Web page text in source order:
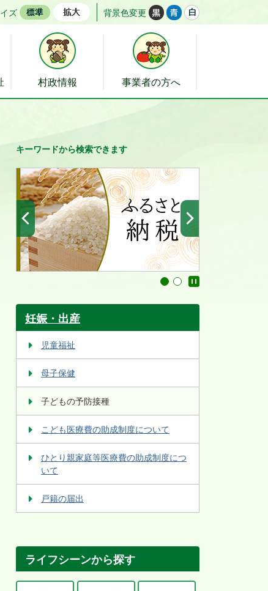
ズ 背景色変更
村政情報 事業者の方へ
キーワードから検索できます
前へ
1 2
妊娠・出産
児童福祉
母子保健
子どもの予防接種
こども医療費の助成制度について
ひとり親家庭等医療費の助成制度につ
いて
戸籍の届出
ライフシーンから探す